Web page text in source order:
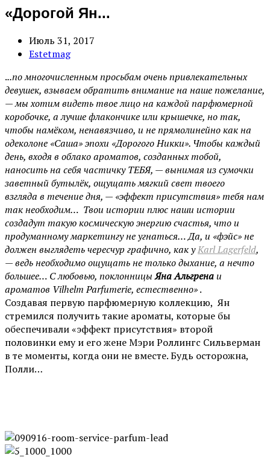
«Дорогой Ян...
Июль 31, 2017
Estetmag
...по многочисленным просьбам очень привлекательных
девушек, взываем обратить внимание на наше пожелание,
— мы хотим видеть твое лицо на каждой парфюмерной
коробочке, а лучше флакончике или крышечке, но так,
чтобы намёком, ненавязчиво, и не прямолинейно как на
одеколоне «Саша» эпохи «Дорогого Никки». Чтобы каждый
день, входя в облако ароматов, созданных тобой,
наносить на себя частичку ТЕБЯ, — вынимая из сумочки
заветный бутылёк, ощущать мягкий свет твоего
взгляда в течение дня, — «эффект присутствия» тебя нам
так необходим… Твои истории плюс наши истории
создадут такую космическую энергию счастья, что и
продуманному маркетингу не угнаться… Да, и «фэйс» не
должен выглядеть чересчур графично, как уKarl Lagerfeld,
— ведь необходимо ощущать не только дыхание, а нечто
большее… С любовью, поклонницыЯна Альгренаи
ароматов Vilhelm Parfumerie, естественно».
Создавая первую парфюмерную коллекцию, Ян
стремился получить такие ароматы, которые бы
обеспечивали «эффект присутствия» второй
половинки ему и его жене Мэри Роллингс Сильверман
в те моменты, когда они не вместе. Будь осторожна,
Полли…